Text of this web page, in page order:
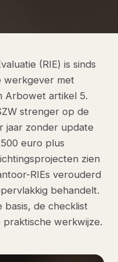
(RIE) is sinds
werkgever met
Arbowet artikel 5.
strenger op de
jaar zonder update
euro plus
zien
RIEs verouderd
behandelt.
de checklist
werkwijze.